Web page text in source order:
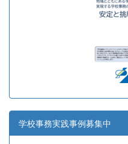
学校事務実践事例募集中